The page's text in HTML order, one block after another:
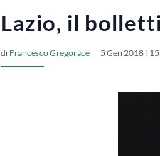
Lazio, il
di Francesco Gregorace 5 Gen 2018 |